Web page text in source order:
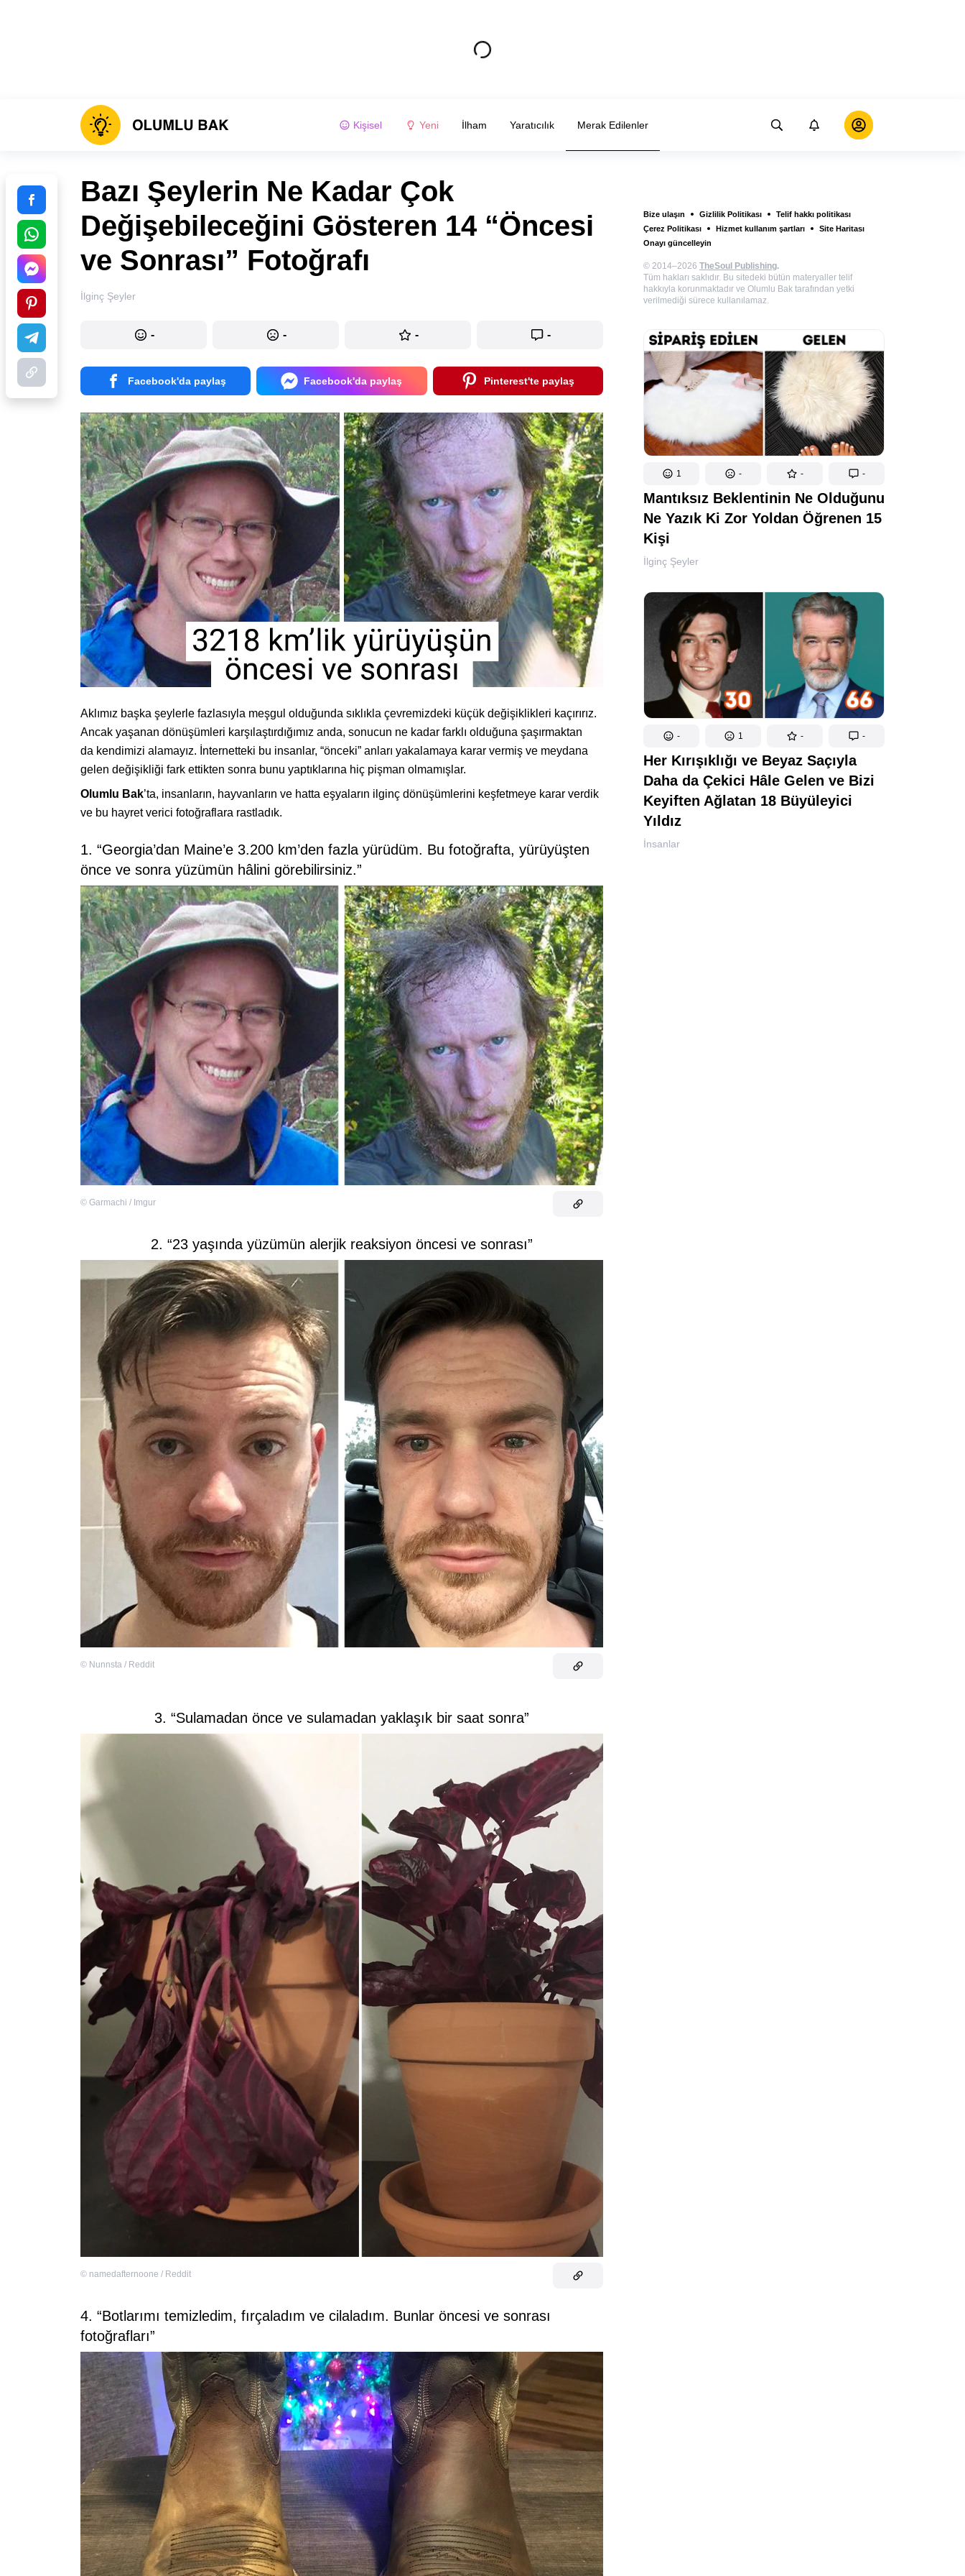
Kişisel Yeni İlham Yaratıcılık Merak Edilenler
Bize ulaşın Gizlilik Politikası
Telif hakkı politikası
Çerez Politikası
Hizmet kullanım şartları
Site Haritası
Onayı güncelleyin
© 2014–2026 TheSoul Publishing.
Tüm hakları saklıdır. Bu sitedeki bütün materyaller telif
hakkıyla korunmaktadır ve Olumlu Bak tarafından yetki
verilmediği sürece kullanılamaz.
1 - - -
Mantıksız Beklentinin Ne Olduğunu
Ne Yazık Ki Zor Yoldan Öğrenen 15
Kişi
İlginç Şeyler
- 1 - -
Her Kırışıklığı ve Beyaz Saçıyla
Daha da Çekici Hâle Gelen ve Bizi
Keyiften Ağlatan 18 Büyüleyici
Yıldız
İnsanlar
Bazı Şeylerin Ne Kadar Çok
Değişebileceğini Gösteren 14 “Öncesi
ve Sonrası” Fotoğrafı
İlginç Şeyler
- - - -
Facebook'da paylaş Facebook'da paylaş Pinterest'te paylaş
Aklımız başka şeylerle fazlasıyla meşgul olduğunda sıklıkla çevremizdeki küçük değişiklikleri kaçırırız.
Ancak yaşanan dönüşümleri karşılaştırdığımız anda, sonucun ne kadar farklı olduğuna şaşırmaktan
da kendimizi alamayız. İnternetteki bu insanlar, “önceki” anları yakalamaya karar vermiş ve meydana
gelen değişikliği fark ettikten sonra bunu yaptıklarına hiç pişman olmamışlar.
Olumlu Bak’ta, insanların, hayvanların ve hatta eşyaların ilginç dönüşümlerini keşfetmeye karar verdik
ve bu hayret verici fotoğraflara rastladık.
1. “Georgia’dan Maine’e 3.200 km’den fazla yürüdüm. Bu fotoğrafta, yürüyüşten
önce ve sonra yüzümün hâlini görebilirsiniz.”
© Garmachi / Imgur
2. “23 yaşında yüzümün alerjik reaksiyon öncesi ve sonrası”
© Nunnsta / Reddit
3. “Sulamadan önce ve sulamadan yaklaşık bir saat sonra”
© namedafternoone / Reddit
4. “Botlarımı temizledim, fırçaladım ve cilaladım. Bunlar öncesi ve sonrası
fotoğrafları”